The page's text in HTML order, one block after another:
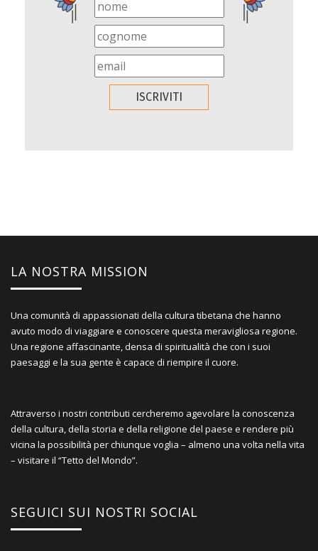
LA NOSTRA MISSION
Una comunità di appassionati della cultura tibetana che hanno
avuto modo di viaggiare e conoscere questa meravigliosa regione.
Una regione affascinante, densa di spiritualità che con i suoi
paesaggi e la sua gente è capace di riempire il cuore.
Attraverso i nostri contributi cercheremo agevolare la conoscenza
della cultura, della storia e della religione del paese e rendere più
vicina la possibilità per chiunque voglia – almeno una volta nella vita
– visitare il “Tetto del Mondo”.
SEGUICI SUI NOSTRI SOCIAL